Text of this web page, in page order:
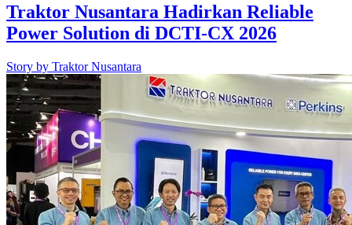
Traktor Nusantara Hadirkan Reliable
Power Solution di DCTI-CX 2026
Story by Traktor Nusantara